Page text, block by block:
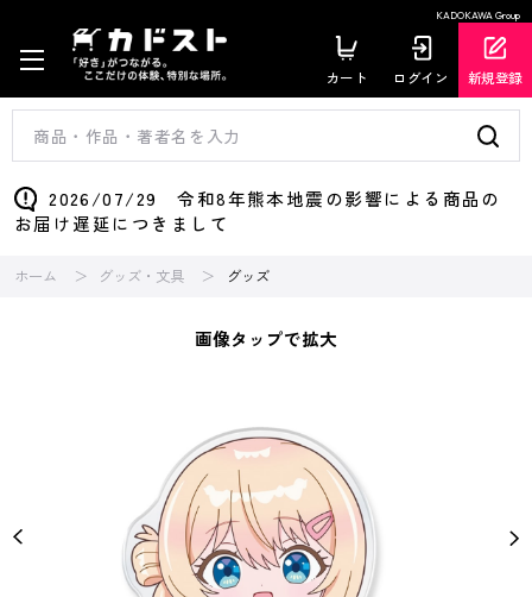
KADOKAWA Group
カート ログイン 新規登録
2026/07/29 令和8年熊本地震の影響による商品の
お届け遅延につきまして
ホーム グッズ・文具 グッズ
画像タップで拡大